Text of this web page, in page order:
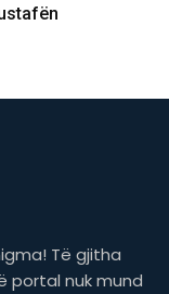
Të gjitha
portal nuk mund